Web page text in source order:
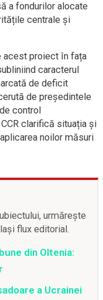
a fondurilor alocate
centrale și
acest proiect în fața
caracterul
de deficit
de președintele
control
clarifică situația și
noilor măsuri
urmărește
flux editorial.
din Oltenia:
a Ucrainei